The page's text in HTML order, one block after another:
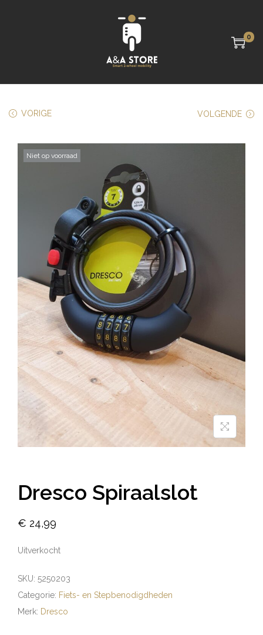
0
VORIGE VOLGENDE
Niet op voorraad
Dresco Spiraalslot
€ 24,99
Uitverkocht
SKU: 5250203
Categorie: Fiets- en Stepbenodigdheden
Merk: Dresco